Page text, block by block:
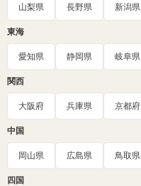
山梨県 長野県 新潟県
東海
愛知県 静岡県 岐阜県
関西
大阪府 兵庫県 京都府
中国
岡山県 広島県 鳥取県
四国